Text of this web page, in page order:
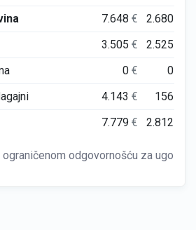
7.648€ 2.680
3.505€ 2.525
0€ 0
4.143€ 156
7.779€ 2.812
ograničenom odgovornošću za